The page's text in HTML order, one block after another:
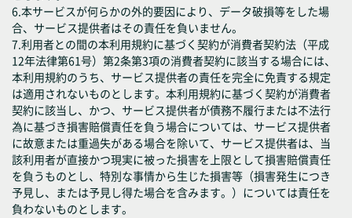
6.本サービスが何らかの外的要因により、データ破損等をした場
合、サービス提供者はその責任を負いません。
7.利用者との間の本利用規約に基づく契約が消費者契約法（平成
12年法律第61号）第2条第3項の消費者契約に該当する場合には、
本利用規約のうち、サービス提供者の責任を完全に免責する規定
は適用されないものとします。本利用規約に基づく契約が消費者
契約に該当し、かつ、サービス提供者が債務不履行または不法行
為に基づき損害賠償責任を負う場合については、サービス提供者
に故意または重過失がある場合を除いて、サービス提供者は、当
該利用者が直接かつ現実に被った損害を上限として損害賠償責任
を負うものとし、特別な事情から生じた損害等（損害発生につき
予見し、または予見し得た場合を含みます。）については責任を
負わないものとします。